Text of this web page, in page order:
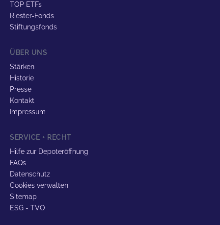
TOP ETFs
Riester-Fonds
Stiftungsfonds
ÜBER UNS
Stärken
Historie
Presse
Kontakt
Impressum
SERVICE + RECHT
Hilfe zur Depoteröffnung
FAQs
Datenschutz
Cookies verwalten
Sitemap
ESG - TVO